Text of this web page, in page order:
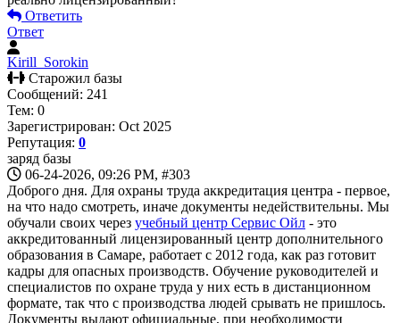
Ответить
Ответ
Kirill_Sorokin
Старожил базы
Сообщений: 241
Тем: 0
Зарегистрирован: Oct 2025
Репутация: 0
заряд базы
06-24-2026, 09:26 PM, #303
Доброго дня. Для охраны труда аккредитация центра - первое,
на что надо смотреть, иначе документы недействительны. Мы
обучали своих через учебный центр Сервис Ойл - это
аккредитованный лицензированный центр дополнительного
образования в Самаре, работает с 2012 года, как раз готовит
кадры для опасных производств. Обучение руководителей и
специалистов по охране труда у них есть в дистанционном
формате, так что с производства людей срывать не пришлось.
Документы выдают официальные, при необходимости